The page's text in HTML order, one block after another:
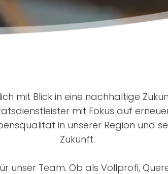
mit Blick in eine nachhaltige
mit Fokus auf
in unserer Region und
Zukunft.
unser Team. Ob als Vollprofi,